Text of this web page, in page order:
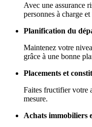
Avec une assurance
personnes à charge
Planification du
Maintenez votre
grâce à une bonne
Placements et
Faites fructifier votre
mesure.
Achats immobiliers